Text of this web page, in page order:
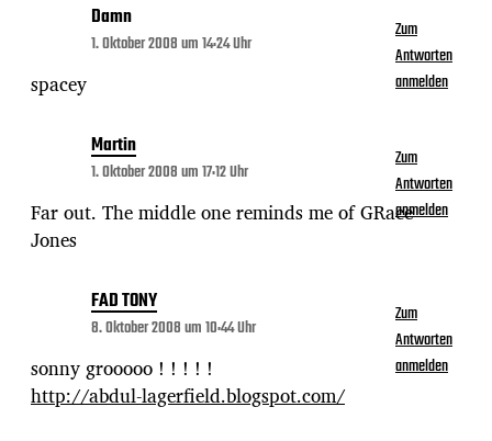
Damn
1. Oktober 2008 um 14:24 Uhr
spacey
Zum
Antworten
anmelden
Martin
1. Oktober 2008 um 17:12 Uhr
Far out. The middle one reminds me of GRace
Jones
Zum
Antworten
anmelden
FAD TONY
8. Oktober 2008 um 10:44 Uhr
sonny grooooo ! ! ! ! !
http://abdul-lagerfield.blogspot.com/
Zum
Antworten
anmelden